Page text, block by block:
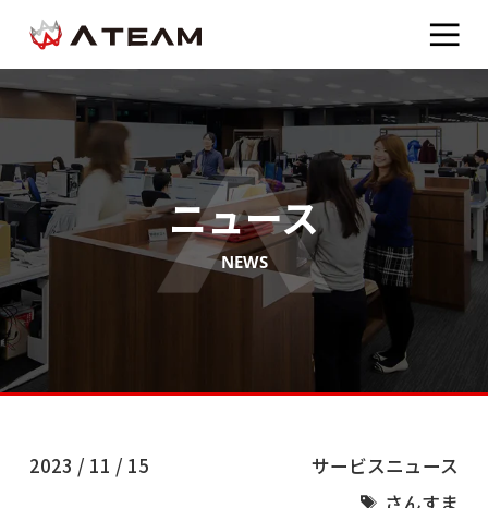
ニュース
NEWS
2023 / 11 / 15
サービスニュース
さんすま